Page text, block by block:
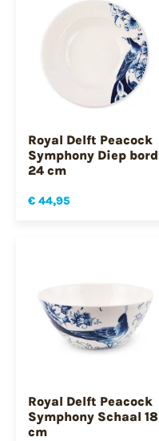
Royal Delft Peacock
Symphony Diep bord
24 cm
€ 44,95
Royal Delft Peacock
Symphony Schaal 18
cm